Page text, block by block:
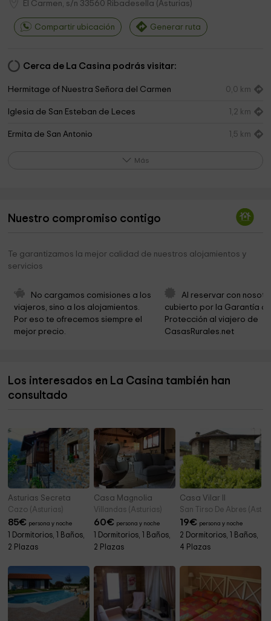
El Carmen, s/n 33560 Ribadesella (Asturias)
Compartir ubicación Generar ruta
Cerca de La Casina podrás visitar:
Hermitage of Nuestra Señora del Carmen 0,0 km
Iglesia de San Esteban de Leces 1,2 km
Ermita de San Antonio 1,5 km
Ermita de San Agustín 2,9 km
Rock Art Center of Tito Bustillo
Parque Natural del Malecón
El prau de San Juan
Rally Villa De Llanes 3,7 km
Ayuntamiento De Ribadesella 3,7 km
Más
Nuestro compromiso contigo
Te garantizamos la mejor calidad de nuestros alojamientos y
servicios
No cargamos comisiones a los
viajeros, sino a los alojamientos.
Por eso te ofrecemos siempre el
mejor precio.
Al reservar con
cubierto por la Garantía
Protección al viajero de
CasasRurales.net
Los interesados en La Casina también han
consultado
Asturias Secreta
Cazo (Asturias)
85€ persona y noche
1 Dormitorios, 1 Baños,
2 Plazas
Casa Magnolia
Villandas (Asturias)
60€ persona y noche
1 Dormitorios, 1 Baños,
2 Plazas
Casa Vilar II
San Tirso De Abres
19€ persona y noche
2 Dormitorios, 1 Baños,
4 Plazas